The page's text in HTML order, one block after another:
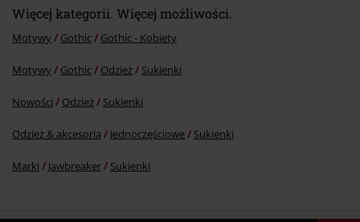
Więcej kategorii. Więcej możliwości.
Motywy Gothic Gothic - Kobiety
Motywy Gothic Odzież Sukienki
Nowości Odzież Sukienki
Odzież & akcesoria Jednoczęściowe Sukienki
Marki Jawbreaker Sukienki